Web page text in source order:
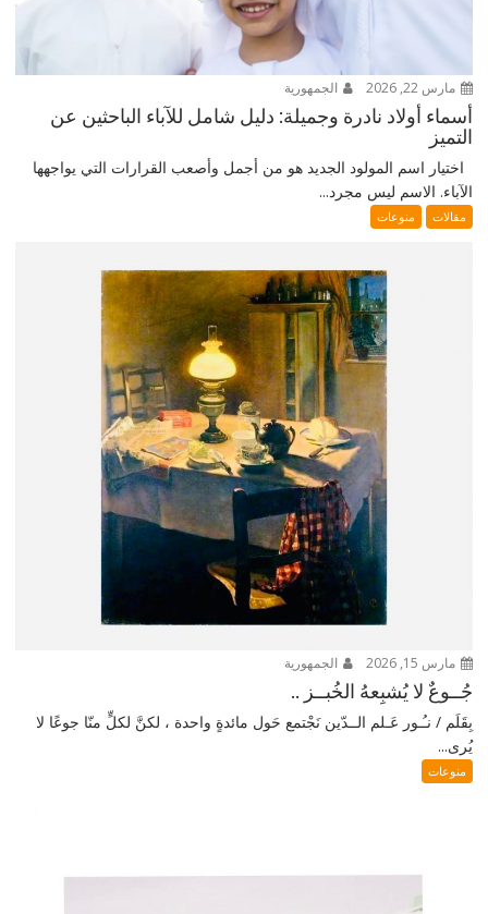
مارس 22, 2026 الجمهورية
أسماء أولاد نادرة وجميلة: دليل شامل للآباء الباحثين عن
التميز
اختيار اسم المولود الجديد هو من أجمل وأصعب القرارات التي يواجهها
الآباء. الاسم ليس مجرد...
مقالات منوعات
مارس 15, 2026 الجمهورية
جُــوعٌ لا يُشبِعهُ الخُبــز ..
بِقَلَم / نـُـور عَـلم الــدّين نَجْتمع حَول مائدةٍ واحدة ، لكنَّ لكلٍّ منّا جوعًا لا
يُرى...
منوعات